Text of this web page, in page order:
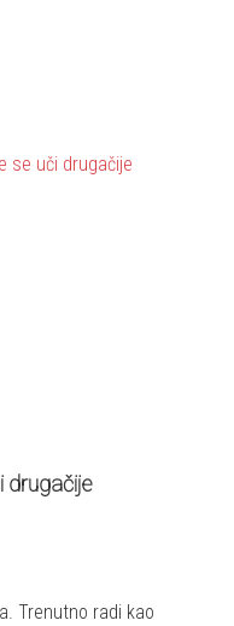
drugačije
Trenutno radi kao